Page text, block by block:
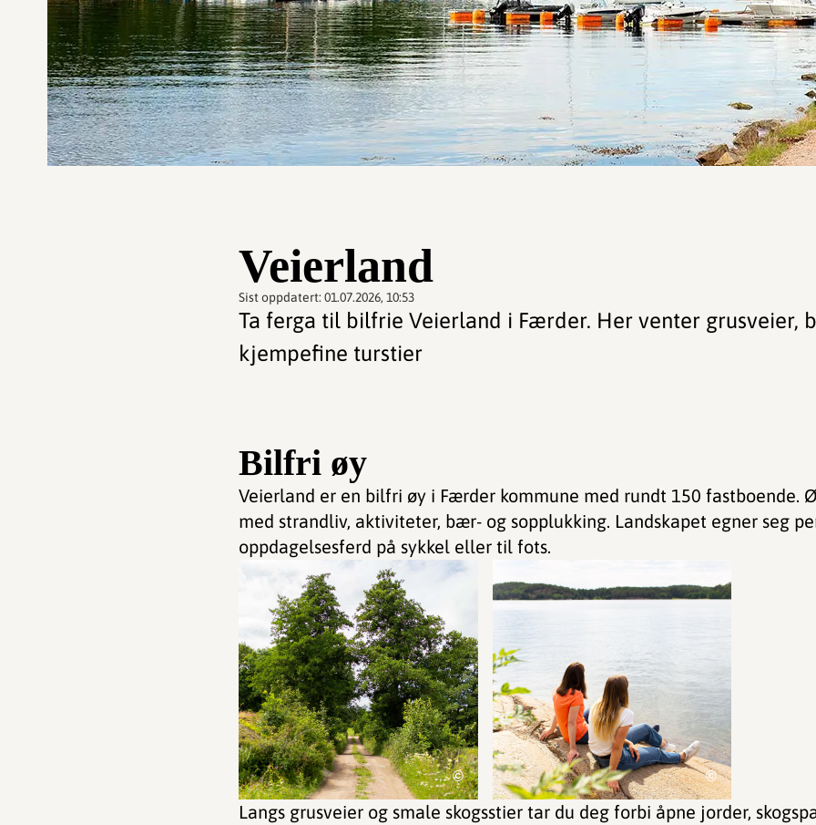
Veierland
Sist oppdatert: 01.07.2026, 10:53
Ta ferga til bilfrie Veierland i Færder. Her venter grusveier,
kjempefine turstier
Bilfri øy
Veierland er en bilfri øy i Færder kommune med rundt 150 fastboende.
med strandliv, aktiviteter, bær- og sopplukking. Landskapet egner seg
oppdagelsesferd på sykkel eller til fots.
© ©
Langs grusveier og smale skogsstier tar du deg forbi åpne jorder,